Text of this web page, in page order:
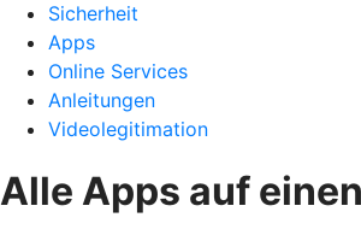
Sicherheit
Apps
Online Services
Anleitungen
Videolegitimation
Alle Apps auf